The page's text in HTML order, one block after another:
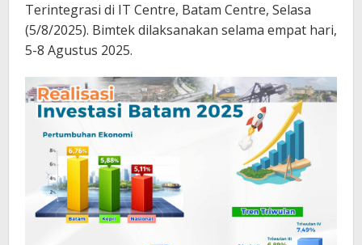
Terintegrasi di IT Centre, Batam Centre, Selasa
(5/8/2025). Bimtek dilaksanakan selama empat hari,
5-8 Agustus 2025.